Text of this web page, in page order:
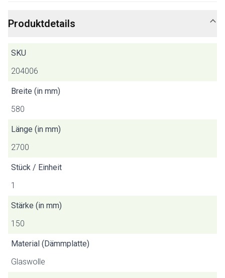
Produktdetails
SKU
204006
Breite (in mm)
580
Länge (in mm)
2700
Stück / Einheit
1
Stärke (in mm)
150
Material (Dämmplatte)
Glaswolle